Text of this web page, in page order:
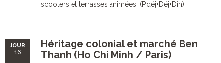
scooters et terrasses animées. (P.déj+Déj+Dîn)
JOUR
16
Héritage colonial et marché Ben
Thanh (Ho Chi Minh / Paris)